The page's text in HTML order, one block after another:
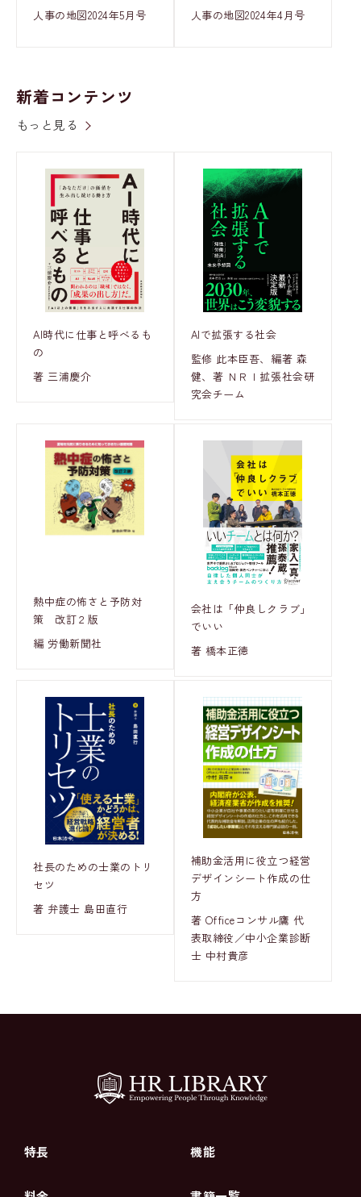
人事の地図2024年5月号 人事の地図2024年4月号
新着コンテンツ
もっと見る
AI時代に仕事と呼べるも
の
著 三浦慶介
AIで拡張する社会
監修 此本臣吾、編著 森
健、著 ＮＲＩ拡張社会研
究会チーム
熱中症の怖さと予防対
策 改訂２版
編 労働新聞社
会社は「仲良しクラブ」
でいい
著 橋本正徳
社長のための士業のトリ
セツ
著 弁護士 島田直行
補助金活用に役立つ経営
デザインシート作成の仕
方
著 Officeコンサル鷹 代
表取締役／中小企業診断
士 中村貴彦
特長 機能